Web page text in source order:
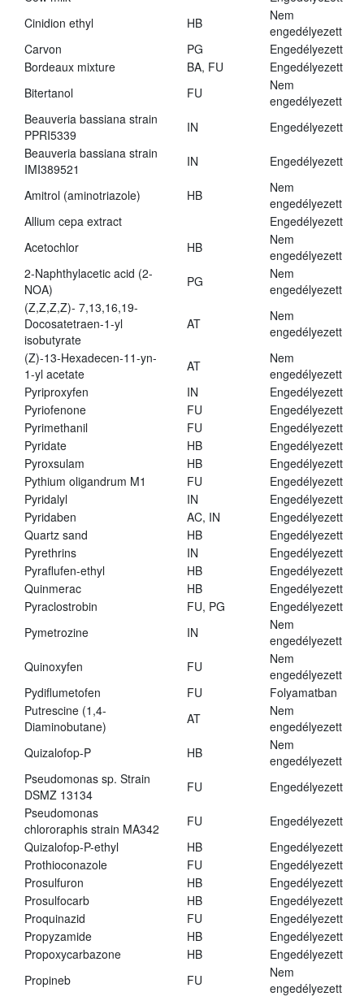
Cinidion ethyl
HB
Nem
engedélyezett
Carvon
PG
Engedélyezett
Bordeaux mixture
BA, FU
Engedélyezett
Bitertanol
FU
Nem
engedélyezett
Beauveria bassiana strain
PPRI5339
IN
Engedélyezett
Beauveria bassiana strain
IMI389521
IN Engedélyezett
Amitrol (aminotriazole) HB
Nem
engedélyezett
Allium cepa extract
Engedélyezett
Acetochlor
HB
Nem
engedélyezett
2-Naphthylacetic acid (2-
NOA)
PG
Nem
engedélyezett
(Z,Z,Z,Z)- 7,13,16,19-
Docosatetraen-1-yl
isobutyrate
AT
Nem
engedélyezett
(Z)-13-Hexadecen-11-yn-
1-yl acetate
AT
Nem
engedélyezett
Pyriproxyfen
IN
Engedélyezett
Pyriofenone
FU
Engedélyezett
Pyrimethanil
FU
Engedélyezett
Pyridate
HB
Engedélyezett
Pyroxsulam
HB
Engedélyezett
Pythium oligandrum M1
FU
Engedélyezett
Pyridalyl
IN
Engedélyezett
Pyridaben
AC, IN
Engedélyezett
Quartz sand
HB
Engedélyezett
Pyrethrins
IN
Engedélyezett
Pyraflufen-ethyl
HB
Engedélyezett
Quinmerac
HB
Engedélyezett
Pyraclostrobin
FU, PG
Engedélyezett
Pymetrozine
IN
Nem
engedélyezett
Quinoxyfen
FU
Nem
engedélyezett
Pydiflumetofen
FU
Folyamatban
Putrescine (1,4-
Diaminobutane)
AT
Nem
engedélyezett
Quizalofop-P
HB
Nem
engedélyezett
Pseudomonas sp. Strain
DSMZ 13134
FU
Engedélyezett
Pseudomonas
chlororaphis strain MA342
FU
Engedélyezett
Quizalofop-P-ethyl
HB
Engedélyezett
Prothioconazole
FU
Engedélyezett
Prosulfuron
HB
Engedélyezett
Prosulfocarb
HB
Engedélyezett
Proquinazid
FU
Engedélyezett
Propyzamide
HB
Engedélyezett
Propoxycarbazone
HB
Engedélyezett
Propineb
FU
Nem
engedélyezett